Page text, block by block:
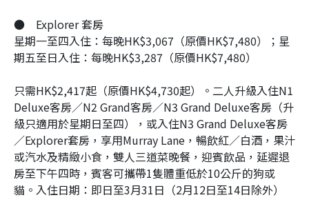
●
Explorer 套房
星期一至四入住：每晚HK$3,067（原價HK$7,480）；星
期五至日入住：每晚HK$3,287（原價HK$7,480）
只需HK$2,417起（原價HK$4,730起）。二人升級入住N1
Deluxe客房／N2 Grand客房／N3 Grand Deluxe客房（升
級只適用於星期日至四），或入住N3 Grand Deluxe客房
／Explorer套房，享用Murray Lane，暢飲紅／白酒，果汁
或汽水及精緻小食，雙人三道菜晚餐，迎賓飲品，延遲退
房至下午四時，賓客可攜帶1隻體重低於10公斤的狗或
貓。入住日期：即日至3月31日（2月12日至14日除外）